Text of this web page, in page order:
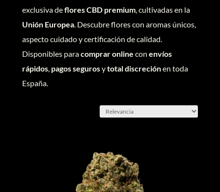
exclusiva deflores CBD premium, cultivadas en la
Unión Europea. Descubre flores con aromas únicos,
aspecto cuidado y certificación de calidad.
Disponibles paracomprar online con envíos
rápidos, pagos segurosytotal discreciónen toda
España.